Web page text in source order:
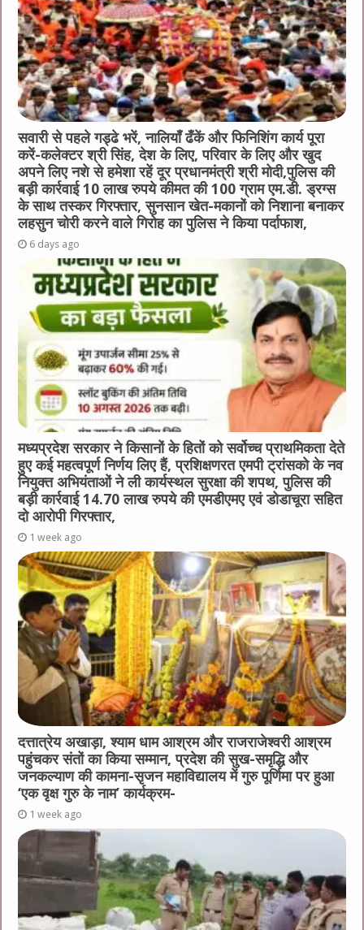
सवारी से पहले गड्ढे भरें, नालियाँ ढँकें और फिनिशिंग कार्य पूरा
करें-कलेक्टर श्री सिंह, देश के लिए, परिवार के लिए और खुद
अपने लिए नशे से हमेशा रहें दूर प्रधानमंत्री श्री मोदी,पुलिस की
बड़ी कार्रवाई 10 लाख रुपये कीमत की 100 ग्राम एम.डी. ड्रग्स
के साथ तस्कर गिरफ्तार, सुनसान खेत-मकानों को निशाना बनाकर
लहसुन चोरी करने वाले गिरोह का पुलिस ने किया पर्दाफाश,
6 days ago
मध्यप्रदेश सरकार ने किसानों के हितों को सर्वोच्च प्राथमिकता देते
हुए कई महत्वपूर्ण निर्णय लिए हैं, प्रशिक्षणरत एमपी ट्रांसको के नव
नियुक्त अभियंताओं ने ली कार्यस्थल सुरक्षा की शपथ, पुलिस की
बड़ी कार्रवाई 14.70 लाख रुपये की एमडीएमए एवं डोडाचूरा सहित
दो आरोपी गिरफ्तार,
1 week ago
दत्तात्रेय अखाड़ा, श्याम धाम आश्रम और राजराजेश्वरी आश्रम
पहुंचकर संतों का किया सम्मान, प्रदेश की सुख-समृद्धि और
जनकल्याण की कामना-सृजन महाविद्यालय में गुरु पूर्णिमा पर हुआ
‘एक वृक्ष गुरु के नाम’ कार्यक्रम-
1 week ago